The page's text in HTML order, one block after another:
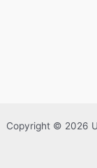
Copyright © 2026